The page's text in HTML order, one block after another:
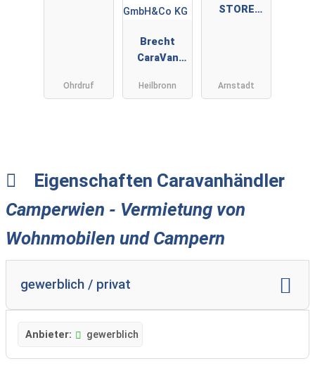
Ohrdruf
Brecht
CaraVan
KG
Heilbronn
STORE
Arnstadt
Eigenschaften Caravanhändler
Camperwien - Vermietung von
Wohnmobilen und Campern
gewerblich / privat
Anbieter: gewerblich